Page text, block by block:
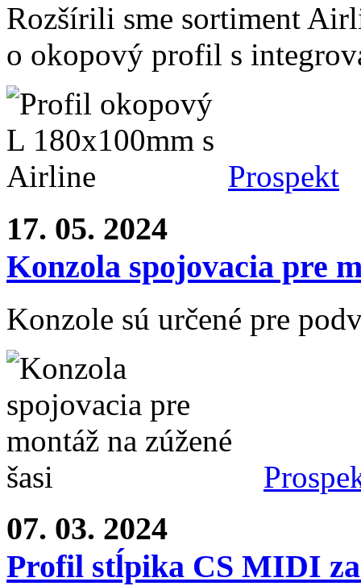
Rozšírili sme sortiment
o okopový profil s
Prospekt
17. 05. 2024
Konzola spojovacia pre
Konzole sú určené pre
07. 03. 2024
Profil stĺpika CS MIDI